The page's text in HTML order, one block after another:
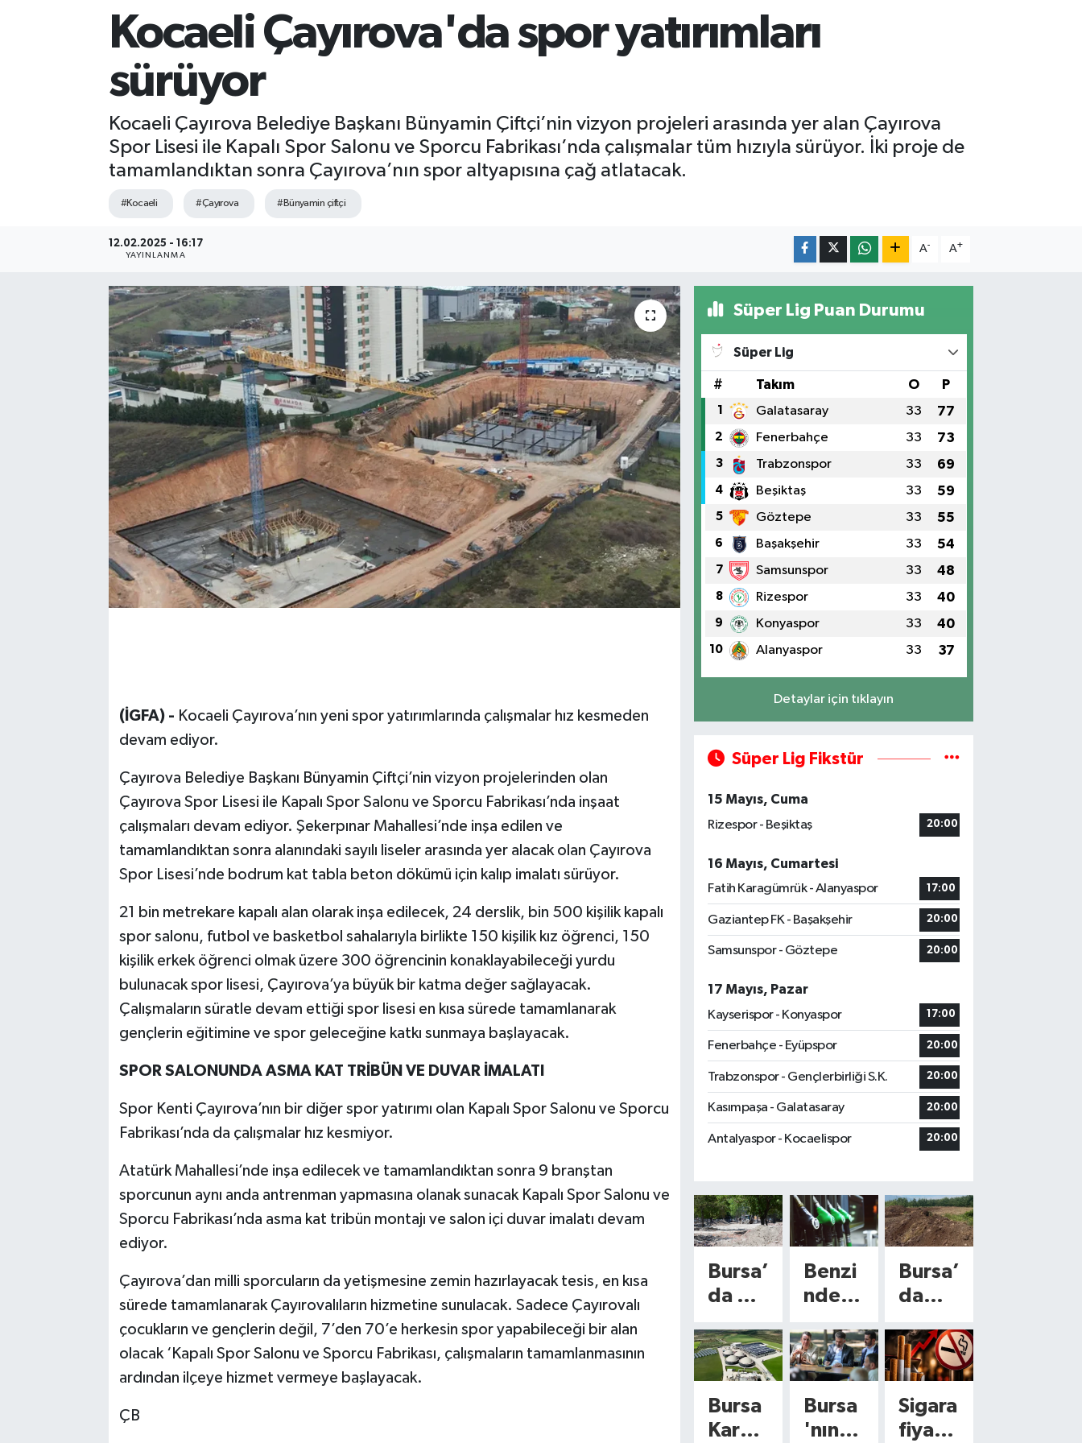
Kocaeli Çayırova'da spor yatırımları
sürüyor
Kocaeli Çayırova Belediye Başkanı Bünyamin Çiftçi’nin vizyon projeleri arasında yer alan Çayırova
Spor Lisesi ile Kapalı Spor Salonu ve Sporcu Fabrikası’nda çalışmalar tüm hızıyla sürüyor. İki proje de
tamamlandıktan sonra Çayırova’nın spor altyapısına çağ atlatacak.
#Kocaeli #Çayırova #Bünyamin çiftçi
12.02.2025 - 16:17
YAYINLANMA
A- A+
(İGFA) - Kocaeli Çayırova’nın yeni spor yatırımlarında çalışmalar hız kesmeden
devam ediyor.
Çayırova Belediye Başkanı Bünyamin Çiftçi’nin vizyon projelerinden olan
Çayırova Spor Lisesi ile Kapalı Spor Salonu ve Sporcu Fabrikası’nda inşaat
çalışmaları devam ediyor. Şekerpınar Mahallesi’nde inşa edilen ve
tamamlandıktan sonra alanındaki sayılı liseler arasında yer alacak olan Çayırova
Spor Lisesi’nde bodrum kat tabla beton dökümü için kalıp imalatı sürüyor.
21 bin metrekare kapalı alan olarak inşa edilecek, 24 derslik, bin 500 kişilik kapalı
spor salonu, futbol ve basketbol sahalarıyla birlikte 150 kişilik kız öğrenci, 150
kişilik erkek öğrenci olmak üzere 300 öğrencinin konaklayabileceği yurdu
bulunacak spor lisesi, Çayırova’ya büyük bir katma değer sağlayacak.
Çalışmaların süratle devam ettiği spor lisesi en kısa sürede tamamlanarak
gençlerin eğitimine ve spor geleceğine katkı sunmaya başlayacak.
SPOR SALONUNDA ASMA KAT TRİBÜN VE DUVAR İMALATI
Spor Kenti Çayırova’nın bir diğer spor yatırımı olan Kapalı Spor Salonu ve Sporcu
Fabrikası’nda da çalışmalar hız kesmiyor.
Atatürk Mahallesi’nde inşa edilecek ve tamamlandıktan sonra 9 branştan
sporcunun aynı anda antrenman yapmasına olanak sunacak Kapalı Spor Salonu ve
Sporcu Fabrikası’nda asma kat tribün montajı ve salon içi duvar imalatı devam
ediyor.
Çayırova’dan milli sporcuların da yetişmesine zemin hazırlayacak tesis, en kısa
sürede tamamlanarak Çayırovalıların hizmetine sunulacak. Sadece Çayırovalı
çocukların ve gençlerin değil, 7’den 70’e herkesin spor yapabileceği bir alan
olacak ‘Kapalı Spor Salonu ve Sporcu Fabrikası, çalışmaların tamamlanmasının
ardından ilçeye hizmet vermeye başlayacak.
ÇB
Süper Lig Puan Durumu
Süper Lig
# Takım O P
1 Galatasaray 33 77
2 Fenerbahçe 33 73
3 Trabzonspor 33 69
4 Beşiktaş 33 59
5 Göztepe 33 55
6 Başakşehir 33 54
7 Samsunspor 33 48
8 Rizespor 33 40
9 Konyaspor 33 40
10 Alanyaspor 33 37
Detaylar için tıklayın
Süper Lig Fikstür
15 Mayıs, Cuma
Rizespor - Beşiktaş
20:00
16 Mayıs, Cumartesi
Fatih Karagümrük - Alanyaspor
17:00
Gaziantep FK - Başakşehir 20:00
Samsunspor - Göztepe 20:00
17 Mayıs, Pazar
Kayserispor - Konyaspor
17:00
Fenerbahçe - Eyüpspor 20:00
Trabzonspor - Gençlerbirliği S.K. 20:00
Kasımpaşa - Galatasaray 20:00
Antalyaspor - Kocaelispor 20:00
Bursa’
da 9
500
metre
kareli
k
Benzi
nde
TL’lik
indiri
m
bekle
Bursa’
da
sala 5
kuruş
ödem
iyor!
Bursa
Karac
Bursa
'nın
Sigara
fiyatl